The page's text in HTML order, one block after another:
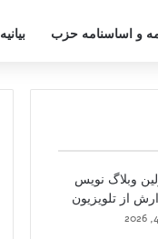
و اساسنامه حزب بیانیه
وبلاگ نویس
از تلویزیون